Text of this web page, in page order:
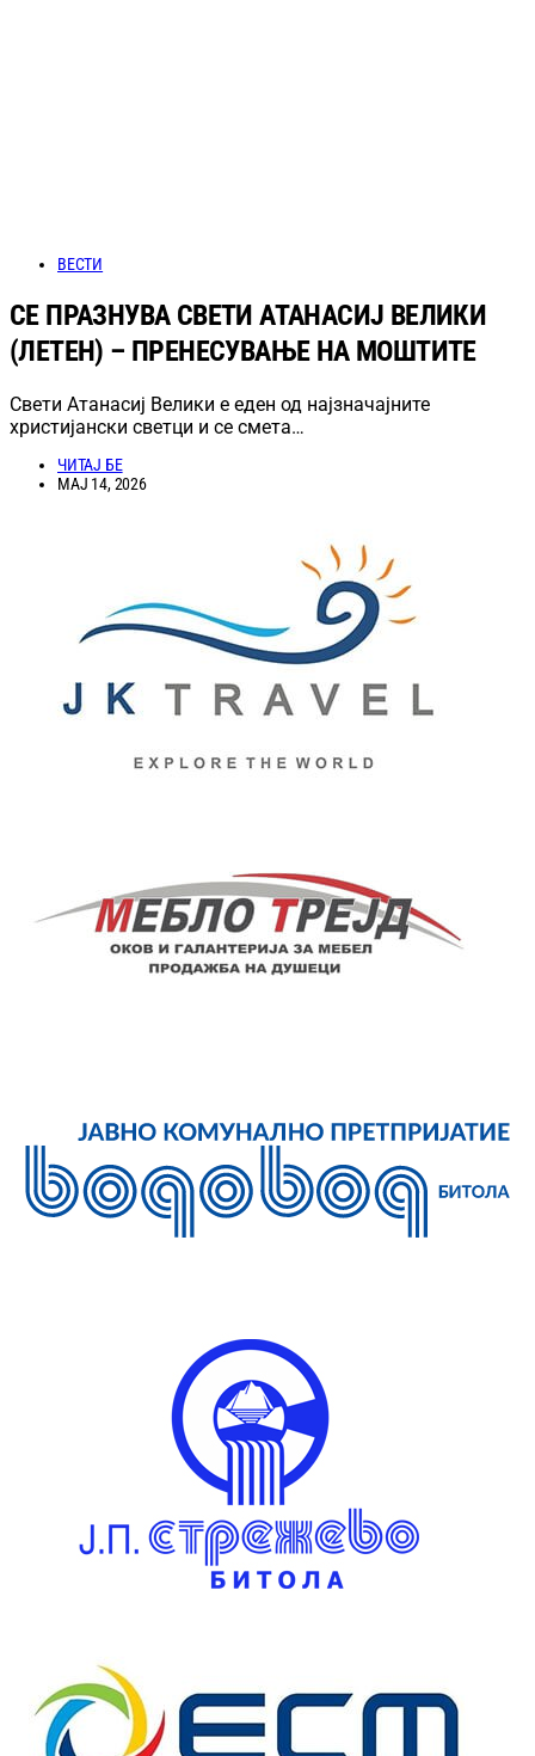
ВЕСТИ
СЕ ПРАЗНУВА СВЕТИ АТАНАСИЈ ВЕЛИКИ
(ЛЕТЕН) – ПРЕНЕСУВАЊЕ НА МОШТИТЕ
Свети Атанасиј Велики е еден од најзначајните
христијански светци и се смета…
ЧИТАЈ БЕ
МАЈ 14, 2026